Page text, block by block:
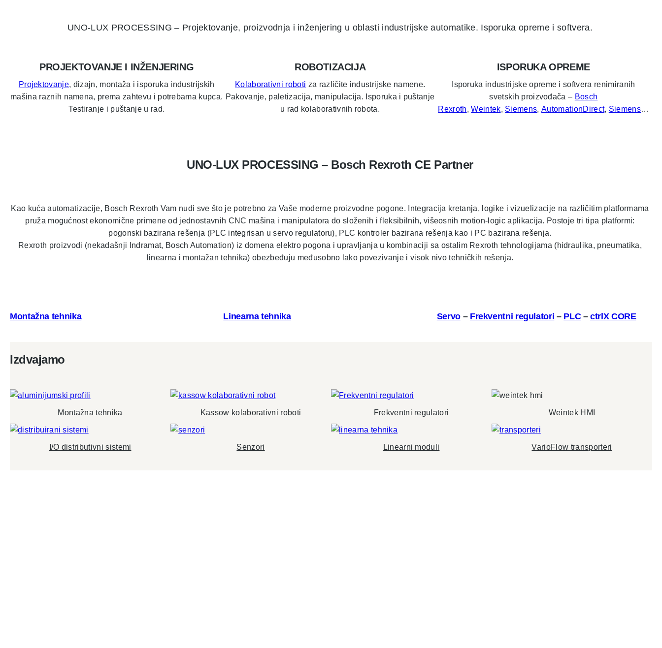
UNO-LUX PROCESSING – Projektovanje, proizvodnja i inženjering u oblasti industrijske automatike. Isporuka opreme i softvera.
PROJEKTOVANJE I INŽENJERING
Projektovanje, dizajn, montaža i isporuka industrijskih
mašina raznih namena, prema zahtevu i potrebama kupca.
Testiranje i puštanje u rad.
ROBOTIZACIJA
Kolaborativni roboti za različite industrijske namene.
Pakovanje, paletizacija, manipulacija. Isporuka i puštanje
u rad kolaborativnih robota.
ISPORUKA OPREME
Isporuka industrijske opreme i softvera renimiranih
svetskih proizvođača – Bosch
Rexroth,Weintek, Siemens,AutomationDirect, Siemens…
UNO-LUX PROCESSING – Bosch Rexroth CE Partner
Kao kuća automatizacije, Bosch Rexroth Vam nudi sve što je potrebno za Vaše moderne proizvodne pogone. Integracija kretanja, logike i vizuelizacije na različitim platformama
pruža mogućnost ekonomične primene od jednostavnih CNC mašina i manipulatora do složenih i fleksibilnih, višeosnih motion-logic aplikacija. Postoje tri tipa platformi:
pogonski bazirana rešenja (PLC integrisan u servo regulatoru), PLC kontroler bazirana rešenja kao i PC bazirana rešenja.
Rexroth proizvodi (nekadašnji Indramat, Bosch Automation) iz domena elektro pogona i upravljanja u kombinaciji sa ostalim Rexroth tehnologijama (hidraulika, pneumatika,
linearna i montažan tehnika) obezbeđuju međusobno lako povezivanje i visok nivo tehničkih rešenja.
Montažna tehnika Linearna tehnika Servo– Frekventni regulatori – PLC–ctrlX CORE
Izdvajamo
Montažna tehnika Kassow kolaborativni roboti Frekventni regulatori Weintek HMI
I/O distributivni sistemi Senzori Linearni moduli VarioFlow transporteri